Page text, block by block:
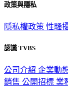
政策與隱私
隱私權政策 性騷
認識 TVBS
公司介紹 企業動
銷售 公開招標 業